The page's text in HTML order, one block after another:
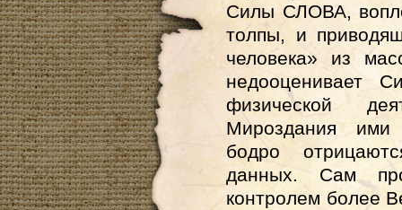
Силы СЛОВА,
толпы, и
человека» из
недооценивает
физической
Мироздания
бодро
данных. Сам
контролем более